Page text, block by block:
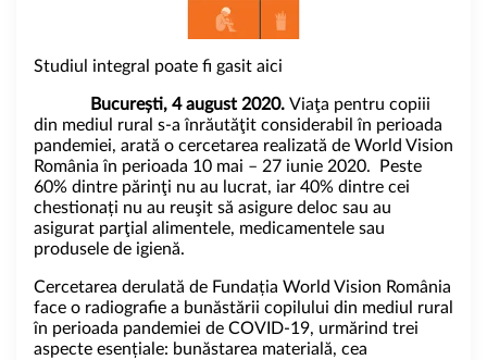
Studiul integral poate fi gasit aici
București, 4 august 2020. Viaţa pentru copiii
din mediul rural s-a înrăutăţit considerabil în perioada
pandemiei, arată o cercetarea realizată de World Vision
România în perioada 10 mai – 27 iunie 2020. Peste
60% dintre părinţi nu au lucrat, iar 40% dintre cei
chestionați nu au reuşit să asigure deloc sau au
asigurat parţial alimentele, medicamentele sau
produsele de igienă.
Cercetarea derulată de Fundația World Vision România
face o radiografie a bunăstării copilului din mediul rural
în perioada pandemiei de COVID-19, urmărind trei
aspecte esențiale: bunăstarea materială, cea